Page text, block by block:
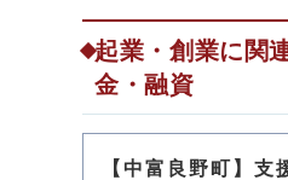
起業・創業に関
金・融資
【中富良野町】